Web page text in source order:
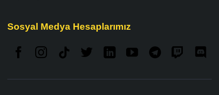
Sosyal Medya Hesaplarımız